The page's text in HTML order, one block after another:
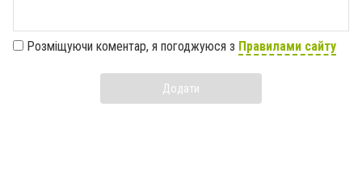
Розміщуючи коментар, я погоджуюся з Правилами сайту
Додати